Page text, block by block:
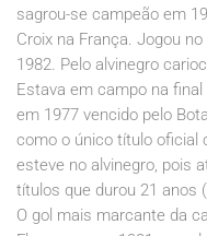
sagrou-se campeão em
Croix na França. Jogou
1982. Pelo alvinegro
Estava em campo na
em 1977 vencido pelo
como o único título oficial
esteve no alvinegro, pois
títulos que durou 21 anos
O gol mais marcante da